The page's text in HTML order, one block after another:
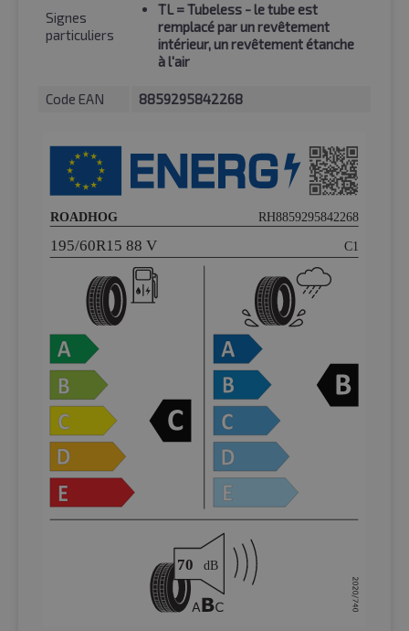
Signes
particuliers
TL= Tubeless - le tube est
remplacé par un revêtement
intérieur, un revêtement étanche
à l'air
Code EAN 8859295842268